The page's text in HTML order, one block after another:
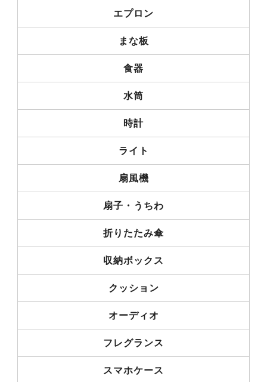
エプロン
まな板
食器
水筒
時計
ライト
扇風機
扇子・うちわ
折りたたみ傘
収納ボックス
クッション
オーディオ
フレグランス
スマホケース